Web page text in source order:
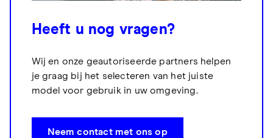
Heeft u nog vragen?
Wij en onze geautoriseerde partners helpen
je graag bij het selecteren van het juiste
model voor gebruik in uw omgeving.
Neem contact met ons op